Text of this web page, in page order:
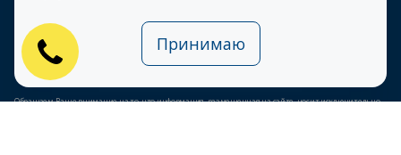
Публичная оферта на
использование ПЭП
Обращаем Ваше внимание на то, что информация, размещенная на сайте, носит исключительно
Принимаю